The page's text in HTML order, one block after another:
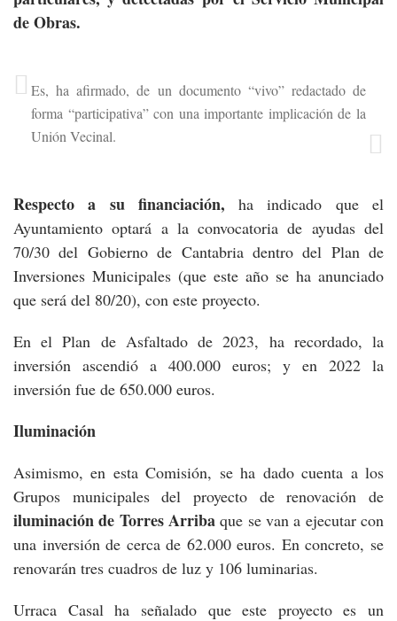
de Obras.
Es, ha afirmado, de un documento “vivo” redactado de
forma “participativa” con una importante implicación de la
Unión Vecinal.
Respecto a su financiación, ha indicado que el
Ayuntamiento optará a la convocatoria de ayudas del
70/30 del Gobierno de Cantabria dentro del Plan de
Inversiones Municipales (que este año se ha anunciado
que será del 80/20), con este proyecto.
En el Plan de Asfaltado de 2023, ha recordado, la
inversión ascendió a 400.000 euros; y en 2022 la
inversión fue de 650.000 euros.
Iluminación
Asimismo, en esta Comisión, se ha dado cuenta a los
Grupos municipales del proyecto de renovación de
iluminación de Torres Arriba que se van a ejecutar con
una inversión de cerca de 62.000 euros. En concreto, se
renovarán tres cuadros de luz y 106 luminarias.
Urraca Casal ha señalado que este proyecto es un